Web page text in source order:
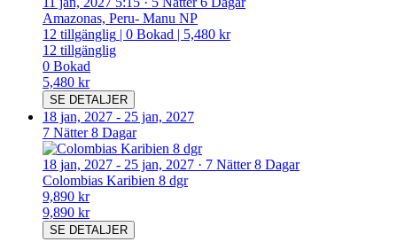
Amazonas, Peru- Manu NP
12 tillgänglig | 0 Bokad | 5,480 kr
12 tillgänglig
0 Bokad
5,480 kr
SE DETALJER
18 jan, 2027 - 25 jan, 2027
7 Nätter 8 Dagar
18 jan, 2027 - 25 jan, 2027 · 7 Nätter 8 Dagar
Colombias Karibien 8 dgr
9,890 kr
9,890 kr
SE DETALJER